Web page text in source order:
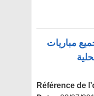
مباريات
Référence de